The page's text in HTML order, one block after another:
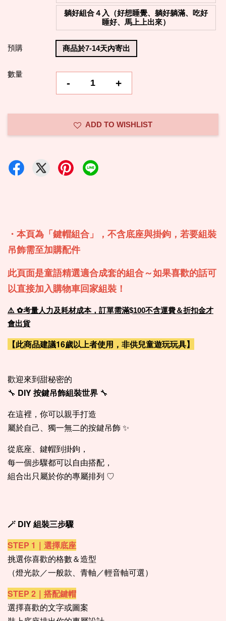
躺好組合４入（好想睡覺、躺好躺滿、吃好
睡好、馬上上出來）
預購 商品於7-14天內寄出
數量
- +
ADD TO WISHLIST
・本頁為「鍵帽組合」， 不含底座與掛鉤，若要組裝
吊飾需至加購配件
此頁面是童語精選適合成套的組合～如果喜歡的話可
以直接加入購物車回家組裝！
⚠️ ✿考量人力及耗材成本，訂單需滿$100不含運費＆折扣金才
會出貨
【此商品建議16歲以上者使用，非供兒童遊玩玩具】
歡迎來到甜秘密的
🔧 DIY 按鍵吊飾組裝世界 🔧
在這裡，你可以親手打造
屬於自己、獨一無二的按鍵吊飾 ✨
從底座、鍵帽到掛鉤，
每一個步驟都可以自由搭配，
組合出只屬於你的專屬排列 ♡
🪄 DIY 組裝三步驟
STEP 1｜選擇底座
挑選你喜歡的格數＆造型
（燈光款／一般款、青軸／輕音軸可選）
STEP 2｜搭配鍵帽
選擇喜歡的文字或圖案